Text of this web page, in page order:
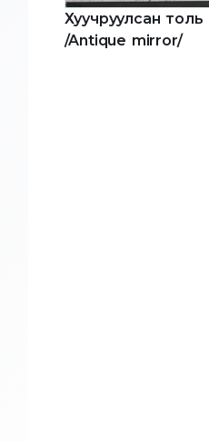
Хуучруулсан толь
/Antique mirror/